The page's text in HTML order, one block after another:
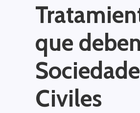
que
Civiles